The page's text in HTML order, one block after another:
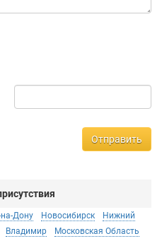
Отправить
на-Дону Новосибирск
Нижний
Владимир
Московская Область